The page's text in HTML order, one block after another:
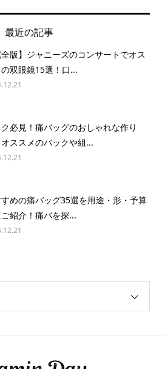
最近の記事
全版】ジャニーズのコンサートでオス
双眼鏡15選！口...
必見！痛バッグのおしゃれな作り
ススメのバックや組...
めの痛バッグ35選を用途・形・予算
紹介！痛バを探...